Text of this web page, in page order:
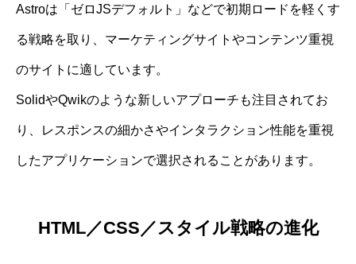
Astroは「ゼロJSデフォルト」などで初期ロードを軽くす
る戦略を取り、マーケティングサイトやコンテンツ重視
のサイトに適しています。
SolidやQwikのような新しいアプローチも注目されてお
り、レスポンスの細かさやインタラクション性能を重視
したアプリケーションで選択されることがあります。
HTML／CSS／スタイル戦略の進化